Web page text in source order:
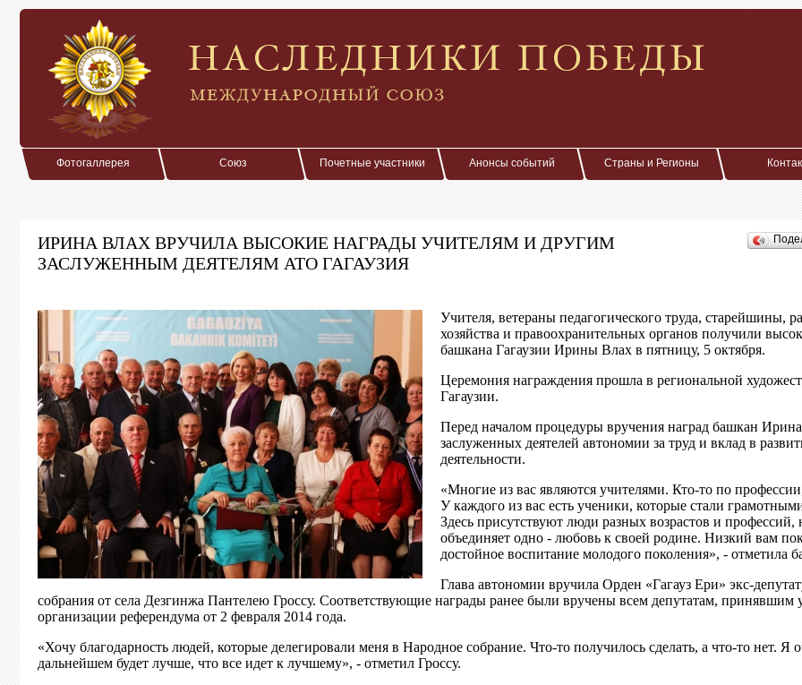
Фотогаллерея Союз Почетные участники Анонсы событий Страны и Регионы
ИРИНА ВЛАХ ВРУЧИЛА ВЫСОКИЕ НАГРАДЫ УЧИТЕЛЯМ И ДРУГИМ
ЗАСЛУЖЕННЫМ ДЕЯТЕЛЯМ АТО ГАГАУЗИЯ
Учителя, ветераны педагогического труда, старейшины,
хозяйства и правоохранительных органов получили
башкана Гагаузии Ирины Влах в пятницу, 5 октября.
Церемония награждения прошла в региональной
Гагаузии.
Перед началом процедуры вручения наград башкан
заслуженных деятелей автономии за труд и вклад в
деятельности.
«Многие из вас являются учителями. Кто-то по
У каждого из вас есть ученики, которые стали
Здесь присутствуют люди разных возрастов и профессий,
объединяет одно - любовь к своей родине. Низкий вам
достойное воспитание молодого поколения», - отметила
Глава автономии вручила Орден «Гагауз Ери» экс-
собрания от села Дезгинжа Пантелею Гроссу. Соответствующие награды ранее были вручены всем депутатам, принявшим
организации референдума от 2 февраля 2014 года.
«Хочу благодарность людей, которые делегировали меня в Народное собрание. Что-то получилось сделать, а что-то нет. Я
дальнейшем будет лучше, что все идет к лучшему», - отметил Гроссу.